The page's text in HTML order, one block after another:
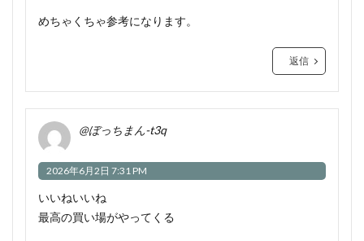
めちゃくちゃ参考になります。
返信
@ぼっちまん-t3q
2026年6月2日 7:31 PM
いいねいいね
最高の買い場がやってくる